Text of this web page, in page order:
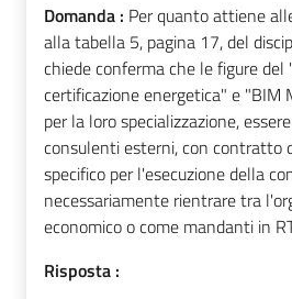
Domanda : Per quanto attiene
alla tabella 5, pagina 17, del
chiede conferma che le figure del
certificazione energetica" e "BIM
per la loro specializzazione,
consulenti esterni, con contratto
specifico per l'esecuzione della
necessariamente rientrare tra
economico o come mandanti in
Risposta :